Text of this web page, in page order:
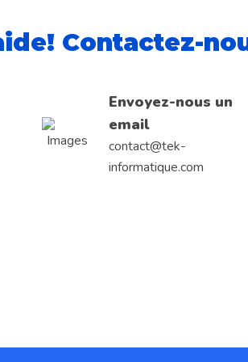
Contactez-
Envoyez-nous un
email
contact@tek-
informatique.com